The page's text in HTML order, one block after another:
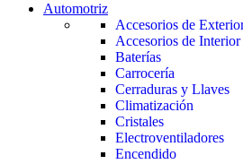
Automotriz
Accesorios de
Accesorios de Interior
Baterías
Carrocería
Cerraduras y Llaves
Climatización
Cristales
Electroventiladores
Encendido